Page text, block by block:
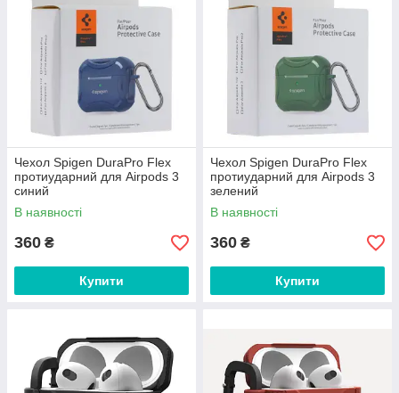
Чехол Spigen DuraPro Flex
протиударний для Airpods 3
синий
В наявності
360 ₴
Купити
Чехол Spigen DuraPro Flex
протиударний для Airpods 3
зелений
В наявності
360 ₴
Купити